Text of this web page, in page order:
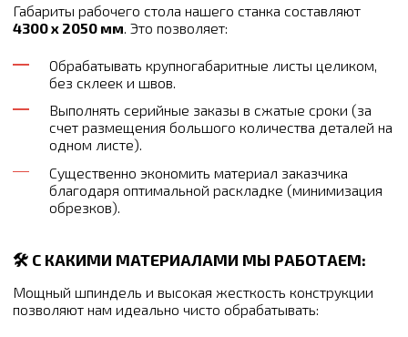
Габариты рабочего стола нашего станка составляют
4300 х 2050 мм . Это позволяет:
Обрабатывать крупногабаритные листы целиком,
без склеек и швов.
Выполнять серийные заказы в сжатые сроки (за
счет размещения большого количества деталей на
одном листе).
Существенно экономить материал заказчика
благодаря оптимальной раскладке (минимизация
обрезков).
🛠 С КАКИМИ МАТЕРИАЛАМИ МЫ РАБОТАЕМ:
Мощный шпиндель и высокая жесткость конструкции
позволяют нам идеально чисто обрабатывать: